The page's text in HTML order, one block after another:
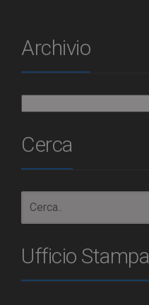
Archivio
Cerca
Ufficio Stampa